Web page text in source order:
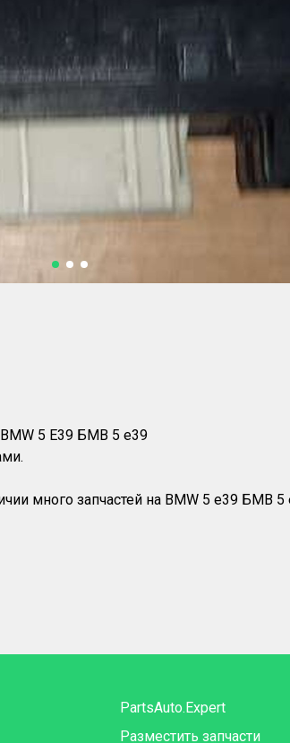
5 E39 БМВ 5 е39
PartsAuto.Expert
Разместить запчасти